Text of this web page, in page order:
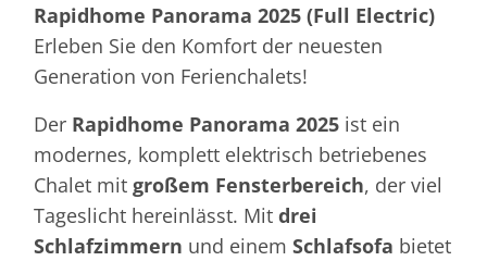
Rapidhome Panorama 2025 (Full Electric)
Erleben Sie den Komfort der neuesten
Generation von Ferienchalets!
Der Rapidhome Panorama 2025 ist ein
modernes, komplett elektrisch betriebenes
Chalet mit großem Fensterbereich, der viel
Tageslicht hereinlässt. Mit drei
Schlafzimmern und einem Schlafsofa bietet